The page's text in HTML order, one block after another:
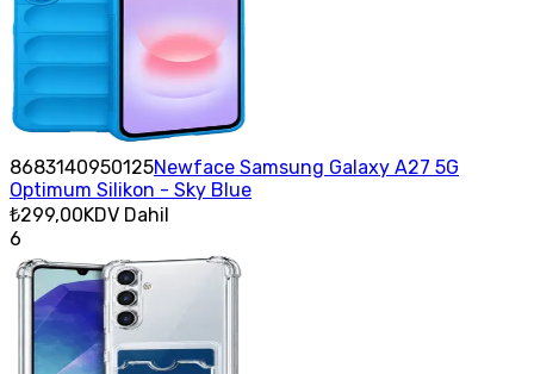
8683140950125Newface Samsung Galaxy A27 5G
Optimum Silikon - Sky Blue
₺299,00KDV Dahil
6